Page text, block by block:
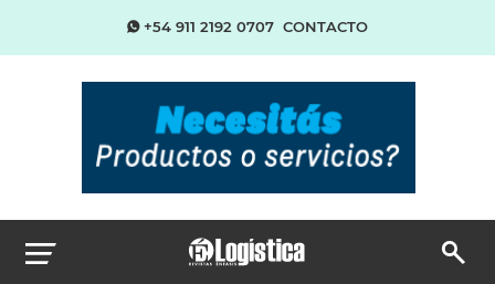
+54 911 2192 0707 CONTACTO